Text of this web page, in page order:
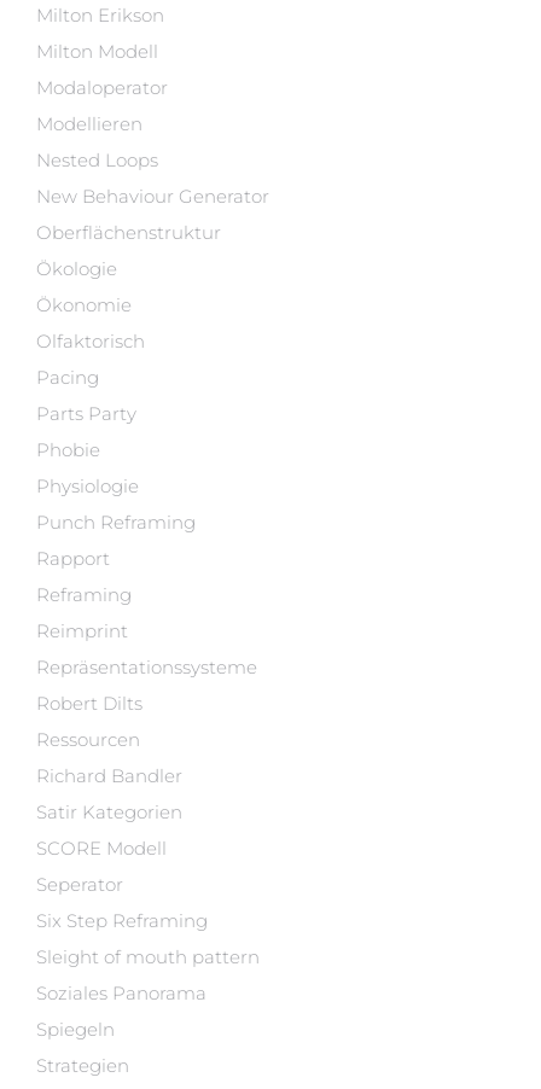
Milton Erikson
Milton Modell
Modaloperator
Modellieren
Nested Loops
New Behaviour Generator
Oberflächenstruktur
Ökologie
Ökonomie
Olfaktorisch
Pacing
Parts Party
Phobie
Physiologie
Punch Reframing
Rapport
Reframing
Reimprint
Repräsentationssysteme
Robert Dilts
Ressourcen
Richard Bandler
Satir Kategorien
SCORE Modell
Seperator
Six Step Reframing
Sleight of mouth pattern
Soziales Panorama
Spiegeln
Strategien